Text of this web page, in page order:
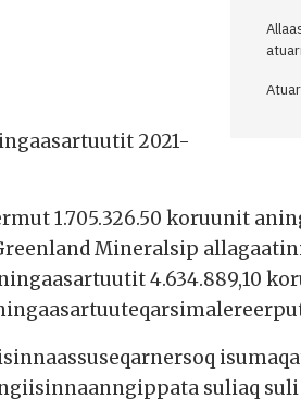
2021-
1.705.326.50 koruunit
Mineralsip
4.634.889,10
suliaq suli